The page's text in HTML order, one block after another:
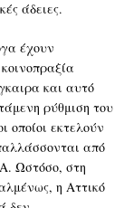
άδειες.
έχουν
και αυτό
ρύθμιση του
οποίοι εκτελούν
από
Ωστόσο, στη
η Αττικό